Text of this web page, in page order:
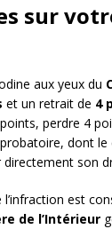
sur
aux yeux du
et un retrait de 4
perdre 4
dont
son
est
de l’Intérieur